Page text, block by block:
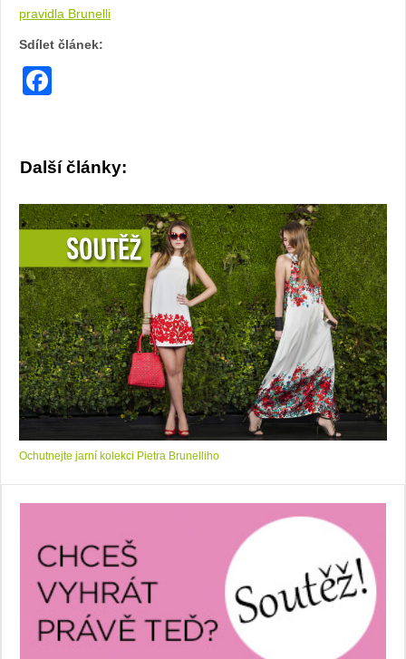
pravidla Brunelli
Sdílet článek:
Další články:
Ochutnejte jarní kolekci Pietra Brunelliho